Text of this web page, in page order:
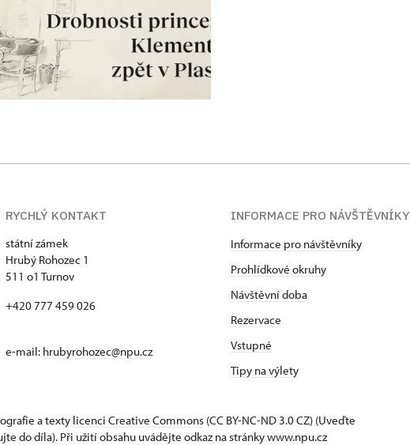
RYCHLÝ KONTAKT
státní zámek
Hrubý Rohozec 1
511 o1 Turnov
+420 777 459 026
e-mail: hrubyrohozec@npu.cz
INFORMACE PRO NÁVŠTĚVNÍKY
Informace pro návštěvníky
Prohlídkové okruhy
Návštěvní doba
Rezervace
Vstupné
Tipy na výlety
a texty licenci Creative Commons (CC BY-NC-ND 3.0 CZ) (Uveďte
do díla). Při užití obsahu uvádějte odkaz na stránky www.npu.cz